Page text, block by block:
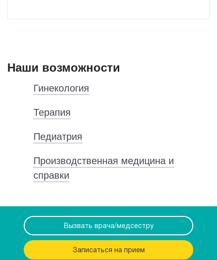
Наши возможности
Гинекология
Терапия
Педиатрия
Производственная медицина и
справки
Вызвать врача/медсестру
Записаться на прием